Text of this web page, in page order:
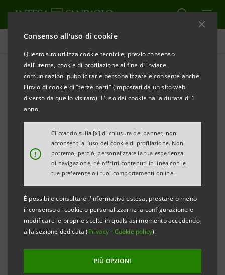
Consenso all'uso di cookie
Questo sito utilizza cookie tecnici e, previo consenso
dell’utente, cookie di profilazione al fine di inviare
comunicazioni pubblicitarie personalizzate e consente anche
l'invio di cookie di "terze parti" (impostati da un sito web
diverso da quello visitato). L'uso dei cookie ha la durata di 1
anno.
!
Cliccando sulla [x] di chiusura del banner, non
acconsenti all’uso dei cookie di profilazione. Non
potremo, perciò, personalizzare la tua esperienza
di navigazione, né offrirti contenuti in linea con le
tue preferenze o i tuoi comportamenti online.
È possibile consultare l'informativa estesa, prestare o meno
il consenso ai cookie o personalizzarne la configurazione e
modificare le proprie scelte in qualsiasi momento accedendo
alla sezione dedicata (Privacy- Cookie policy).
PIÙ OPZIONI
Comunicati stampa
STAMPA AGGIORNA
COMUNICATO STAMPA
GIOSTRA DELLA QUINTANA 2014:
CASSE DI RISPARMIO DELL’UMBRIA
RINNOVA LA STORICA PARTNERSHIP
La banca del Gruppo Intesa Sanpaolo è sponsor
della celebre Giostra